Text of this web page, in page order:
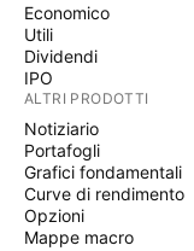
Economico
Utili
Dividendi
IPO
ALTRI PRODOTTI
Notiziario
Portafogli
Grafici fondamentali
Curve di rendimento
Opzioni
Mappe macro